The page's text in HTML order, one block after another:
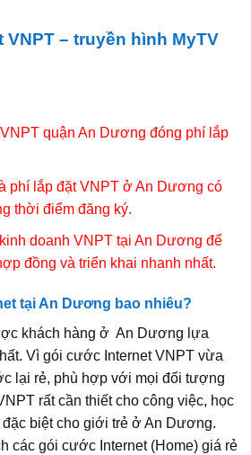
VNPT – truyền hình MyTV
quận An Dương đóng phí lắp
phí lắp đặt VNPT ở An Dương có
thời điểm đăng ký.
doanh VNPT tại An Dương để
đồng và triển khai nhanh nhất.
tại An Dương bao nhiêu?
khách hàng ở An Dương lựa
Vì gói cước Internet VNPT vừa
lại rẻ, phù hợp với mọi đối tượng
rất cần thiết cho công việc, học
biệt cho giới trẻ ở An Dương.
các gói cước Internet (Home) giá rẻ